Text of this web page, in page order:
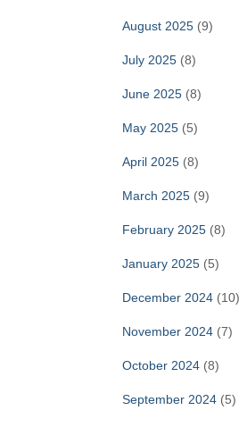
August 2025(9)
July 2025(8)
June 2025(8)
May 2025(5)
April 2025(8)
March 2025(9)
February 2025(8)
January 2025(5)
December 2024(10)
November 2024(7)
October 2024(8)
September 2024(5)